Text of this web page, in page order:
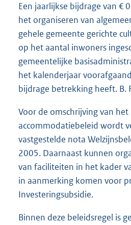
Een jaarlijkse bijdrage van €
het organiseren van
gehele gemeente gerichte
op het aantal inwoners
gemeentelijke
het kalenderjaar
bijdrage betrekking heeft. B.
Voor de omschrijving van
accommodatiebeleid wordt
vastgestelde nota
2005. Daarnaast kunnen
van faciliteiten in het kader
in aanmerking komen voor
Investeringsubsidie.
Binnen deze beleidsregel is